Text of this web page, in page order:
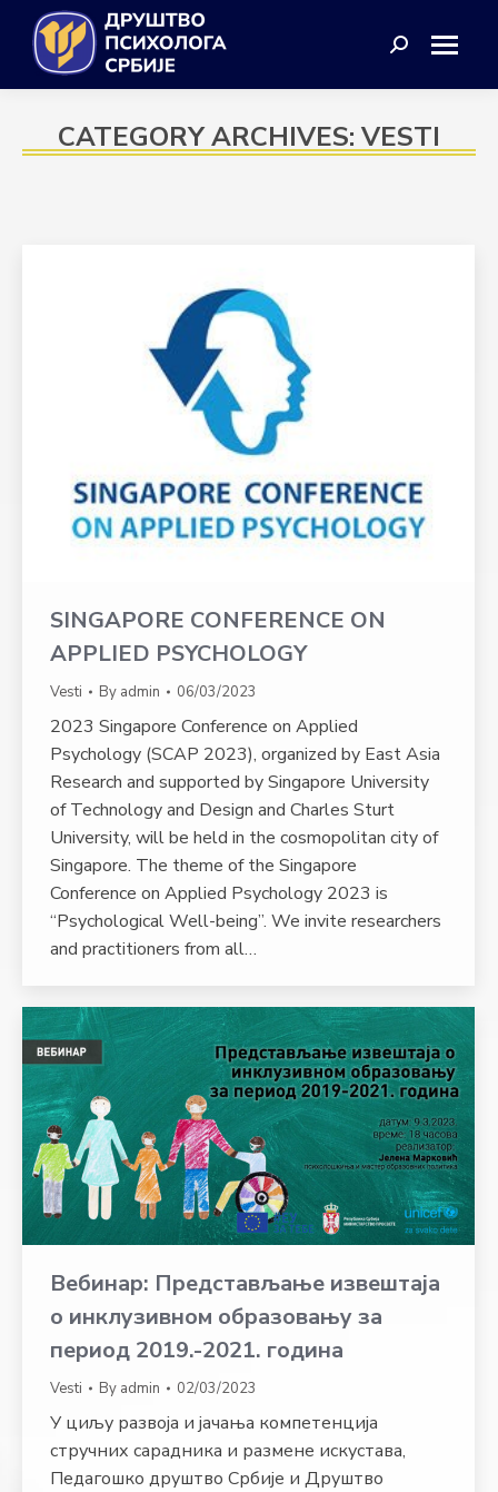
Search:
CATEGORY ARCHIVES: VESTI
SINGAPORE CONFERENCE ON
APPLIED PSYCHOLOGY
Vesti By admin 06/03/2023
2023 Singapore Conference on Applied
Psychology (SCAP 2023), organized by East Asia
Research and supported by Singapore University
of Technology and Design and Charles Sturt
University, will be held in the cosmopolitan city of
Singapore. The theme of the Singapore
Conference on Applied Psychology 2023 is
“Psychological Well-being”. We invite researchers
and practitioners from all…
Вебинар: Представљање извештаја
о инклузивном образовању за
период 2019.-2021. година
Vesti By admin 02/03/2023
У циљу развоја и јачања компетенција
стручних сарадника и размене искустава,
Педагошко друштво Србије и Друштво